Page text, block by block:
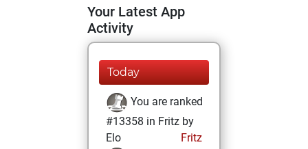
Your Latest App
Activity
Today
You are ranked
#13358 in Fritz by
Elo
Fritz